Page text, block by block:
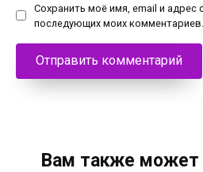
Сохранить моё имя, email и адрес
последующих моих комментариев.
Вам также может